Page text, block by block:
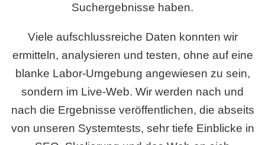
Suchergebnisse haben.
Viele aufschlussreiche Daten konnten wir
ermitteln, analysieren und testen, ohne auf eine
blanke Labor-Umgebung angewiesen zu sein,
sondern im Live-Web. Wir werden nach und
nach die Ergebnisse veröffentlichen, die abseits
von unseren Systemtests, sehr tiefe Einblicke in